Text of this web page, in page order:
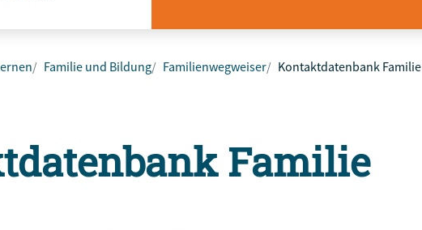
Familie und Bildung Familienwegweiser Kontaktdatenbank Familie
Familie